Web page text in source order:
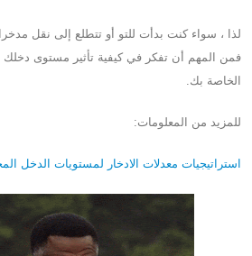
لذا ، سواء كنت بدأت للتو أو تتطلع إلى نقل
فمن المهم أن تفكر في كيفية تأثير مستوى دخلك
الخاصة بك.
للمزيد من المعلومات:
استراتيجيات معدلات الادخار لمستويات الدخل